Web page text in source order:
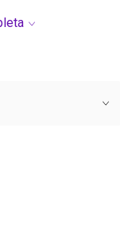
la
Play, que